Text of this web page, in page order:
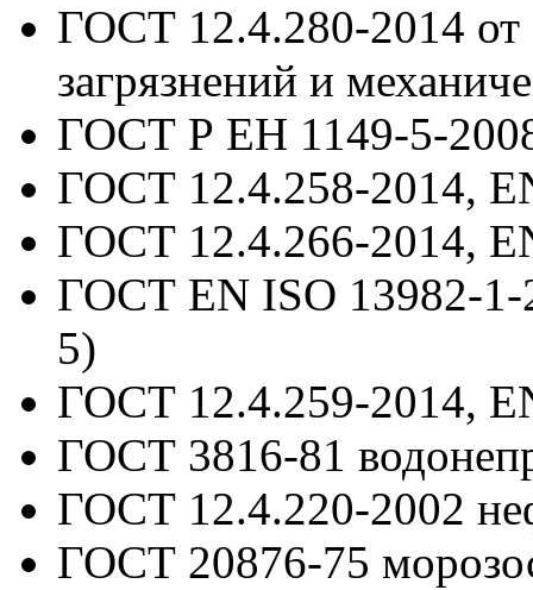
ГОСТ 12.4.280-2014
загрязнений и
ГОСТ Р ЕН 1149-5-
ГОСТ 12.4.258-2014,
ГОСТ 12.4.266-2014,
ГОСТ EN ISO 13982-1-
5)
ГОСТ 12.4.259-2014,
ГОСТ 3816-81
ГОСТ 12.4.220-2002
ГОСТ 20876-75